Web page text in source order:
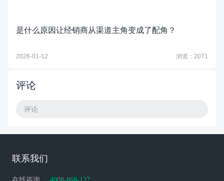
是什么原因让经销商从渠道主角变成了配角？
2026-01-12 浏览：2071
评论
评论
联系我们